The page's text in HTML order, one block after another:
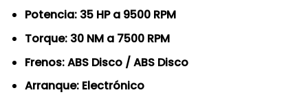
Potencia: 35 HP a 9500 RPM
Torque: 30 NM a 7500 RPM
Frenos: ABS Disco / ABS Disco
Arranque: Electrónico